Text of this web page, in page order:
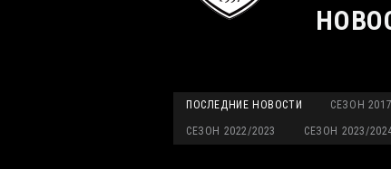
ПОСЛЕДНИЕ НОВОСТИ СЕЗОН
СЕЗОН 2022/2023 СЕЗОН 2023/